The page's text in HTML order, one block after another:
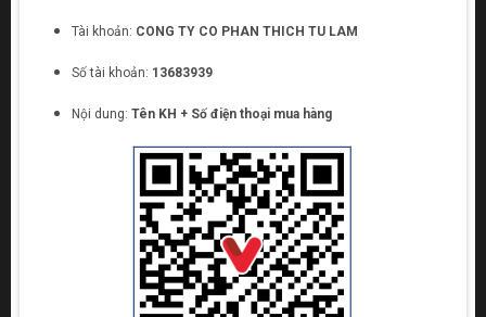
Tài khoản: CONG TY CO PHAN THICH TU LAM
Số tài khoản: 13683939
Nội dung: Tên KH + Số điện thoại mua hàng